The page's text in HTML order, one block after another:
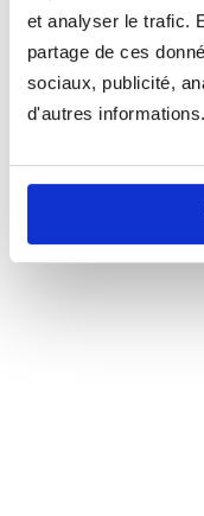
et analyser le trafic.
partage de ces
sociaux, publicité,
d'autres informations.